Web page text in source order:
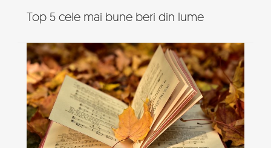
Top 5 cele mai bune beri din lume